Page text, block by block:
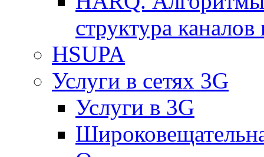
структура
HSUPA
Услуги в сетях 3G
Услуги в 3G